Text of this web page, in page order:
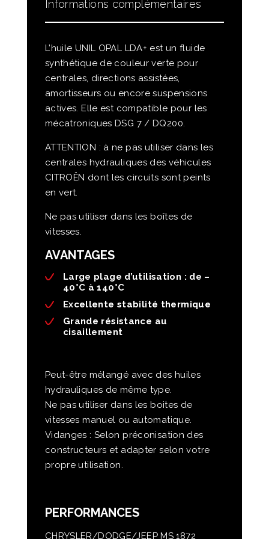
Informations complémentaires
L’huile UNIL OPAL LDA+ est un fluide
synthétique de couleur verte pour
centrales, directions assistées,
amortisseurs ou encore suspensions
actives. Elle est compatible pour les
mécatroniques DSG 7 / DQ200.
ATTENTION : à ne pas utiliser dans les
centrales hydrauliques des véhicules
CITROËN dont les circuits sont peints
en vert.
Ne pas utiliser dans les boîtes de
vitesses.
AVANTAGES
Large plage d’utilisation : de –
40°C à 140°C
Excellente stabilité thermique
Grande résistance au
cisaillement
Peut-être mélangé avec des huiles
hydrauliques de même type.
Ne pas utiliser dans les boites de
vitesses manuel ou automatique.
Vidanges : Selon préconisation des
constructeurs et adapter selon votre
propre utilisation.
PERFORMANCES
CHRYSLER/DODGE/JEEP MS 1872